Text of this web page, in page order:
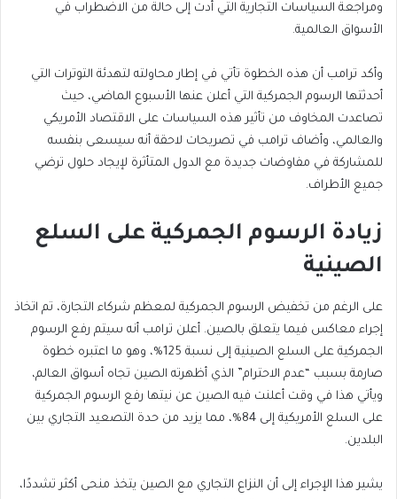
ومراجعة السياسات التجارية التي أدت إلى حالة من الاضطراب في
الأسواق العالمية.
وأكد ترامب أن هذه الخطوة تأتي في إطار محاولته لتهدئة التوترات التي
أحدثتها الرسوم الجمركية التي أعلن عنها الأسبوع الماضي، حيث
تصاعدت المخاوف من تأثير هذه السياسات على الاقتصاد الأمريكي
والعالمي، وأضاف ترامب في تصريحات لاحقة أنه سيسعى بنفسه
للمشاركة في مفاوضات جديدة مع الدول المتأثرة لإيجاد حلول ترضي
جميع الأطراف.
زيادة الرسوم الجمركية على السلع
الصينية
على الرغم من تخفيض الرسوم الجمركية لمعظم شركاء التجارة، تم اتخاذ
إجراء معاكس فيما يتعلق بالصين. أعلن ترامب أنه سيتم رفع الرسوم
الجمركية على السلع الصينية إلى نسبة 125%، وهو ما اعتبره خطوة
صارمة بسبب “عدم الاحترام” الذي أظهرته الصين تجاه أسواق العالم،
ويأتي هذا في وقت أعلنت فيه الصين عن نيتها رفع الرسوم الجمركية
على السلع الأمريكية إلى 84%، مما يزيد من حدة التصعيد التجاري بين
البلدين.
يشير هذا الإجراء إلى أن النزاع التجاري مع الصين يتخذ منحى أكثر تشددًا،